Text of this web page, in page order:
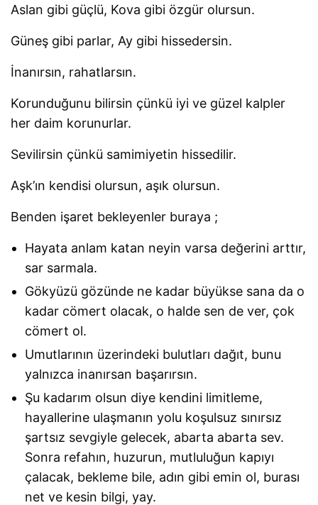
Aslan gibi güçlü, Kova gibi özgür olursun.
Güneş gibi parlar, Ay gibi hissedersin.
İnanırsın, rahatlarsın.
Korunduğunu bilirsin çünkü iyi ve güzel kalpler
her daim korunurlar.
Sevilirsin çünkü samimiyetin hissedilir.
Aşk’ın kendisi olursun, aşık olursun.
Benden işaret bekleyenler buraya ;
Hayata anlam katan neyin varsa değerini arttır,
sar sarmala.
Gökyüzü gözünde ne kadar büyükse sana da o
kadar cömert olacak, o halde sen de ver, çok
cömert ol.
Umutlarının üzerindeki bulutları dağıt, bunu
yalnızca inanırsan başarırsın.
Şu kadarım olsun diye kendini limitleme,
hayallerine ulaşmanın yolu koşulsuz sınırsız
şartsız sevgiyle gelecek, abarta abarta sev.
Sonra refahın, huzurun, mutluluğun kapıyı
çalacak, bekleme bile, adın gibi emin ol, burası
net ve kesin bilgi, yay.